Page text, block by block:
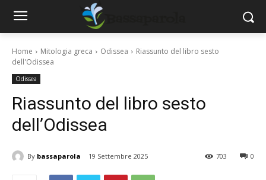
Home Mitologia greca Odissea
Riassunto del libro sesto
dell'Odissea
Odissea
Riassunto del libro sesto
dell’Odissea
By bassaparola 19 Settembre 2025 0
703